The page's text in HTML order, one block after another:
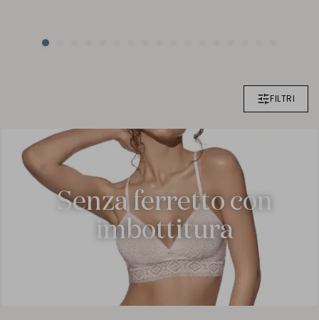
FILTRI
Senza ferretto con
imbottitura